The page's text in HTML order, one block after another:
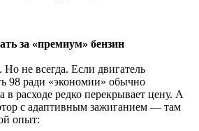
за «премиум» бензин
не всегда. Если двигатель
98 ради «экономии» обычно
в расходе редко перекрывает цену. А
с адаптивным зажиганием — там
опыт: